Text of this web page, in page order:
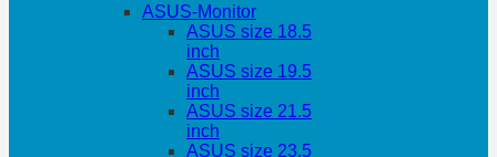
ASUS-Monitor
ASUS size 18.5
inch
ASUS size 19.5
inch
ASUS size 21.5
inch
ASUS size 23.5